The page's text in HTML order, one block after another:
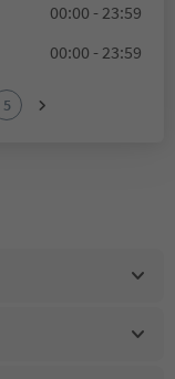
00:00 - 23:59
00:00 - 23:59
5